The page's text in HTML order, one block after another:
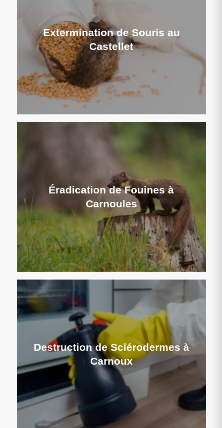
Extermination de Souris au
Castellet
Éradication de Fouines à
Carnoules
Destruction de Sclérodermes à
Carnoux